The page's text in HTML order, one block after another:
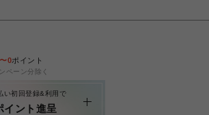
〜0ポイント
ペーン分除く
い初回登録&利用で
イント進呈